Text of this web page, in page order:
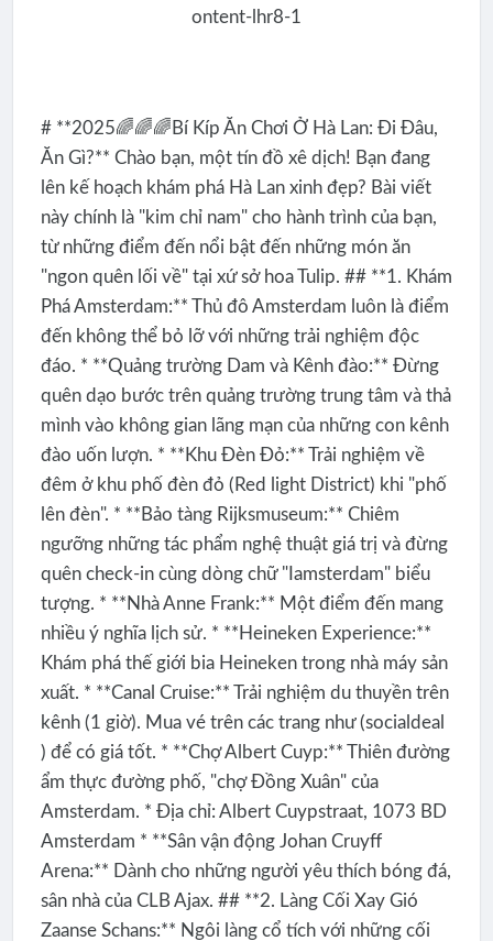
# **2025🌈🌈🌈Bí Kíp Ăn Chơi Ở Hà Lan: Đi Đâu,
Ăn Gì?** Chào bạn, một tín đồ xê dịch! Bạn đang
lên kế hoạch khám phá Hà Lan xinh đẹp? Bài viết
này chính là "kim chỉ nam" cho hành trình của bạn,
từ những điểm đến nổi bật đến những món ăn
"ngon quên lối về" tại xứ sở hoa Tulip. ## **1. Khám
Phá Amsterdam:** Thủ đô Amsterdam luôn là điểm
đến không thể bỏ lỡ với những trải nghiệm độc
đáo. * **Quảng trường Dam và Kênh đào:** Đừng
quên dạo bước trên quảng trường trung tâm và thả
mình vào không gian lãng mạn của những con kênh
đào uốn lượn. * **Khu Đèn Đỏ:** Trải nghiệm về
đêm ở khu phố đèn đỏ (Red light District) khi "phố
lên đèn". * **Bảo tàng Rijksmuseum:** Chiêm
ngưỡng những tác phẩm nghệ thuật giá trị và đừng
quên check-in cùng dòng chữ "Iamsterdam" biểu
tượng. * **Nhà Anne Frank:** Một điểm đến mang
nhiều ý nghĩa lịch sử. * **Heineken Experience:**
Khám phá thế giới bia Heineken trong nhà máy sản
xuất. * **Canal Cruise:** Trải nghiệm du thuyền trên
kênh (1 giờ). Mua vé trên các trang như (socialdeal
) để có giá tốt. * **Chợ Albert Cuyp:** Thiên đường
ẩm thực đường phố, "chợ Đồng Xuân" của
Amsterdam. * Địa chỉ: Albert Cuypstraat, 1073 BD
Amsterdam * **Sân vận động Johan Cruyff
Arena:** Dành cho những người yêu thích bóng đá,
sân nhà của CLB Ajax. ## **2. Làng Cối Xay Gió
Zaanse Schans:** Ngôi làng cổ tích với những cối